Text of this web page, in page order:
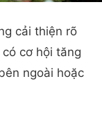
cải thiện rõ
cơ hội tăng
ngoài hoặc